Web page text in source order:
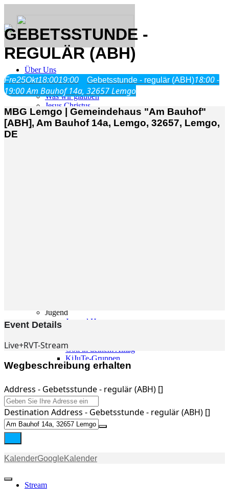
Über Uns
Was wir glauben
Jesus Christus
Geschichte
Jugend
Jugend Home
Gott in deinem Alltag
KiJuTe-Gruppen
Freizeiten 2026
Junge Erwachsene
Junge Erwachsene
Gemeinde Hameln
MBG Hameln
Stream
GEBETSSTUNDE -
REGULÄR (ABH)
Fre25Okt18:0019:00 Gebetsstunde - regulär (ABH)18:00 -
19:00Am Bauhof 14a, 32657 Lemgo
MBG Lemgo | Gemeindehaus "Am Bauhof"
[ABH], Am Bauhof 14a, Lemgo, 32657, Lemgo,
DE
Event Details
Live+RVT-Stream
Wegbeschreibung erhalten
Address - Gebetsstunde - regulär (ABH) []
Destination Address - Gebetsstunde - regulär (ABH) []
KalenderGoogleKalender